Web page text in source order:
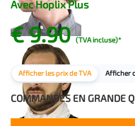
Avec Hoplix Plus
€ 9.90(TVA incluse)*
Afficher les prix de TVA Afficher
COMMANDES EN GRANDE